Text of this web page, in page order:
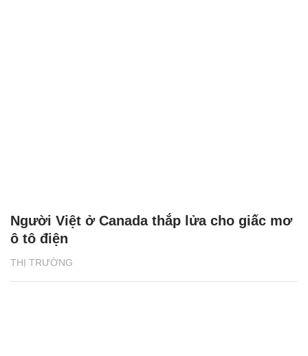
THỊ TRƯỜNG
Người Việt ở Canada thắp lửa cho giấc mơ
ô tô điện